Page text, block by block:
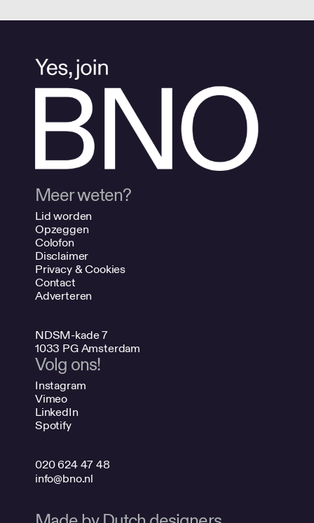
Meer weten?
Lid worden
Opzeggen
Colofon
Disclaimer
Privacy & Cookies
Contact
Adverteren
NDSM-kade 7
1033 PG Amsterdam
Volg ons!
Instagram
Vimeo
LinkedIn
Spotify
020 624 47 48
info@bno.nl